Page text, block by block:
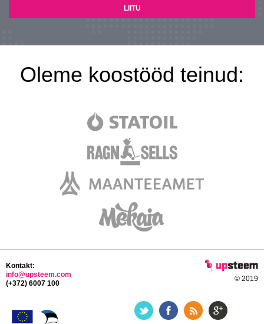
Oleme koostööd teinud:
© 2019
Kontakt:
info@upsteem.com
(+372) 6007 100